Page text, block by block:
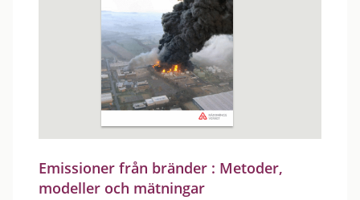
Emissioner från bränder : Metoder,
modeller och mätningar